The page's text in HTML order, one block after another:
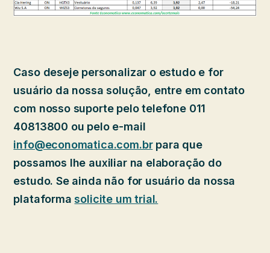
Caso deseje personalizar o estudo e for
usuário da nossa solução, entre em contato
com nosso suporte pelo telefone 011
40813800 ou pelo e-mail
info@economatica.com.brpara que
possamos lhe auxiliar na elaboração do
estudo. Se ainda não for usuário da nossa
plataformasolicite um trial.